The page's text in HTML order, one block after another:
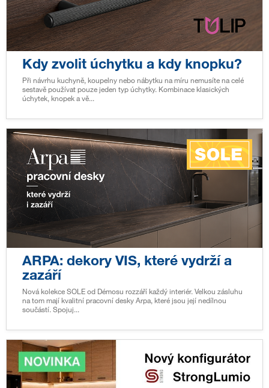
Kdy zvolit úchytku a kdy knopku?
Při návrhu kuchyně, koupelny nebo nábytku na míru nemusíte na celé
sestavě používat pouze jeden typ úchytky. Kombinace klasických
úchytek, knopek a vě...
ARPA: dekory VIS, které vydrží a
zazáří
Nová kolekce SOLE od Démosu rozzáří každý interiér. Velkou zásluhu
na tom mají kvalitní pracovní desky Arpa, které jsou její nedílnou
součástí. Spojuj...